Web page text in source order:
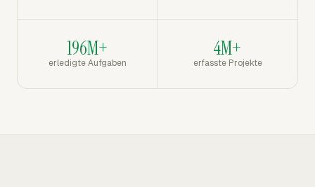
196M+
erledigte Aufgaben
4M+
erfasste Projekte